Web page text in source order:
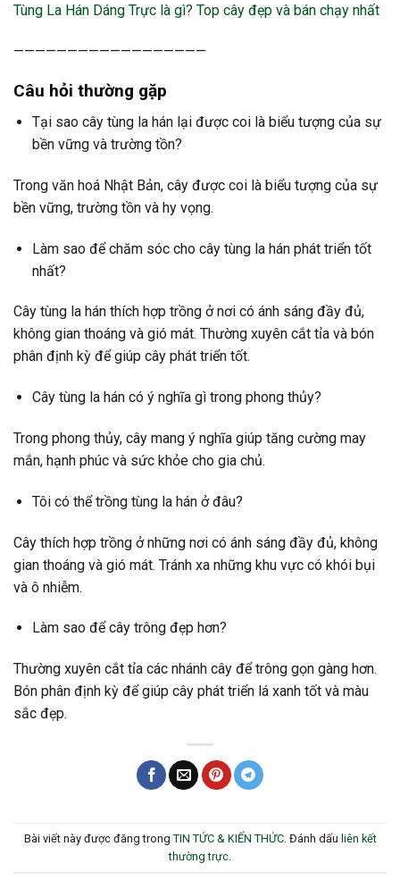
Tùng La Hán Dáng Trực là gì? Top cây đẹp và bán chạy nhất
——————————————————
Câu hỏi thường gặp
Tại sao cây tùng la hán lại được coi là biểu tượng của sự
bền vững và trường tồn?
Trong văn hoá Nhật Bản, cây được coi là biểu tượng của sự
bền vững, trường tồn và hy vọng.
Làm sao để chăm sóc cho cây tùng la hán phát triển tốt
nhất?
Cây tùng la hán thích hợp trồng ở nơi có ánh sáng đầy đủ,
không gian thoáng và gió mát. Thường xuyên cắt tỉa và bón
phân định kỳ để giúp cây phát triển tốt.
Cây tùng la hán có ý nghĩa gì trong phong thủy?
Trong phong thủy, cây mang ý nghĩa giúp tăng cường may
mắn, hạnh phúc và sức khỏe cho gia chủ.
Tôi có thể trồng tùng la hán ở đâu?
Cây thích hợp trồng ở những nơi có ánh sáng đầy đủ, không
gian thoáng và gió mát. Tránh xa những khu vực có khói bụi
và ô nhiễm.
Làm sao để cây trông đẹp hơn?
Thường xuyên cắt tỉa các nhánh cây để trông gọn gàng hơn.
Bón phân định kỳ để giúp cây phát triển lá xanh tốt và màu
sắc đẹp.
Bài viết này được đăng trong TIN TỨC & KIẾN THỨC. Đánh dấu liên kết
thường trực